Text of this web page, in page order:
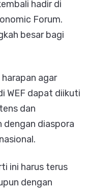
hadir di
Forum.
besar bagi
agar
WEF dapat diikuti
dan
dengan diaspora
ini harus terus
dengan